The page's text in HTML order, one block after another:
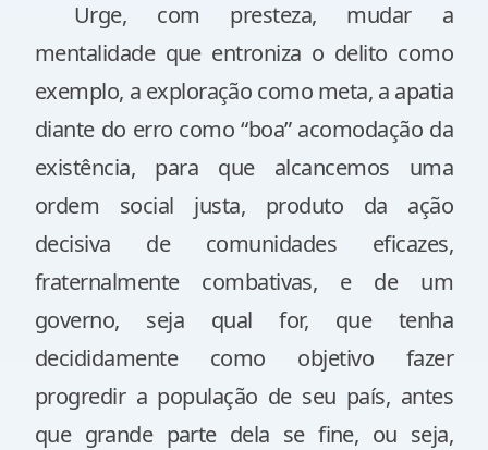
Urge, com presteza, mudar a
mentalidade que entroniza o delito como
exemplo, a exploração como meta, a apatia
diante do erro como “boa” acomodação da
existência, para que alcancemos uma
ordem social justa, produto da ação
decisiva de comunidades eficazes,
fraternalmente combativas, e de um
governo, seja qual for, que tenha
decididamente como objetivo fazer
progredir a população de seu país, antes
que grande parte dela se fine, ou seja,